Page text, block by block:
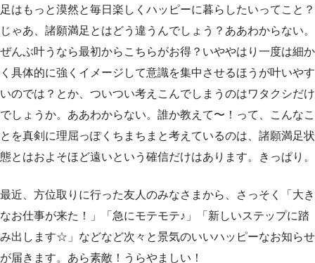
足はもっと漠然と毎日楽しくハッピーに暮らしたいってこと？
じゃあ、諸願満足とはどう違うんでしょう？ああわからない。
ぜんぶ叶うなら最初からこちらがお得？いややはり一度は細か
く具体的に強くイメージして意識を集中させるほうが叶いやす
いのでは？とか、ついつい考えこんでしまうのはワタクシだけ
でしょうか。ああわからない。誰か教えて〜！って、こんなこ
とを真剣に理屈っぽくちまちまと考えているのは、諸願満足状
態とはおよそほど遠いという確信だけはあります。きっぱり。
最近、方位取りに行った友人のみなさまから、さっそく「大き
なお仕事が来た！」「急にモテモテ♪」「新しいステップに踏
み出します☆」などなど次々と景気のいいハッピーなお知らせ
が届きます。あら素敵！うらやましい！